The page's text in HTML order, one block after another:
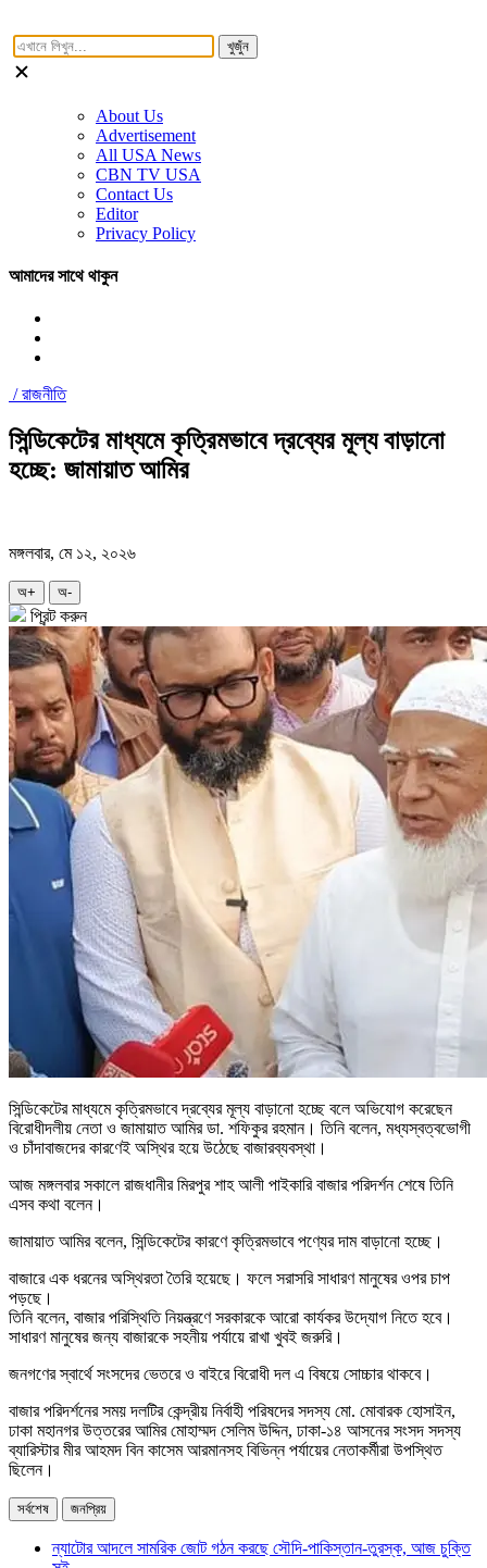
খুজুঁন
About Us
Advertisement
All USA News
CBN TV USA
Contact Us
Editor
Privacy Policy
আমাদের সাথে থাকুন
/রাজনীতি
সিন্ডিকেটের মাধ্যমে কৃত্রিমভাবে দ্রব্যের মূল্য বাড়ানো
হচ্ছে: জামায়াত আমির
মঙ্গলবার, মে ১২, ২০২৬
অ+ অ-
প্রিন্ট করুন
সিন্ডিকেটের মাধ্যমে কৃত্রিমভাবে দ্রব্যের মূল্য বাড়ানো হচ্ছে বলে অভিযোগ করেছেন
বিরোধীদলীয় নেতা ও জামায়াত আমির ডা. শফিকুর রহমান। তিনি বলেন, মধ্যস্বত্বভোগী
ও চাঁদাবাজদের কারণেই অস্থির হয়ে উঠেছে বাজারব্যবস্থা।
আজ মঙ্গলবার সকালে রাজধানীর মিরপুর শাহ আলী পাইকারি বাজার পরিদর্শন শেষে তিনি
এসব কথা বলেন।
জামায়াত আমির বলেন, সিন্ডিকেটের কারণে কৃত্রিমভাবে পণ্যের দাম বাড়ানো হচ্ছে।
বাজারে এক ধরনের অস্থিরতা তৈরি হয়েছে। ফলে সরাসরি সাধারণ মানুষের ওপর চাপ
পড়ছে।
তিনি বলেন, বাজার পরিস্থিতি নিয়ন্ত্রণে সরকারকে আরো কার্যকর উদ্যোগ নিতে হবে।
সাধারণ মানুষের জন্য বাজারকে সহনীয় পর্যায়ে রাখা খুবই জরুরি।
জনগণের স্বার্থে সংসদের ভেতরে ও বাইরে বিরোধী দল এ বিষয়ে সোচ্চার থাকবে।
বাজার পরিদর্শনের সময় দলটির কেন্দ্রীয় নির্বাহী পরিষদের সদস্য মো. মোবারক হোসাইন,
ঢাকা মহানগর উত্তরের আমির মোহাম্মদ সেলিম উদ্দিন, ঢাকা-১৪ আসনের সংসদ সদস্য
ব্যারিস্টার মীর আহমদ বিন কাসেম আরমানসহ বিভিন্ন পর্যায়ের নেতাকর্মীরা উপস্থিত
ছিলেন।
সর্বশেষ জনপ্রিয়
ন্যাটোর আদলে সামরিক জোট গঠন করছে সৌদি-পাকিস্তান-তুরস্ক, আজ চুক্তি